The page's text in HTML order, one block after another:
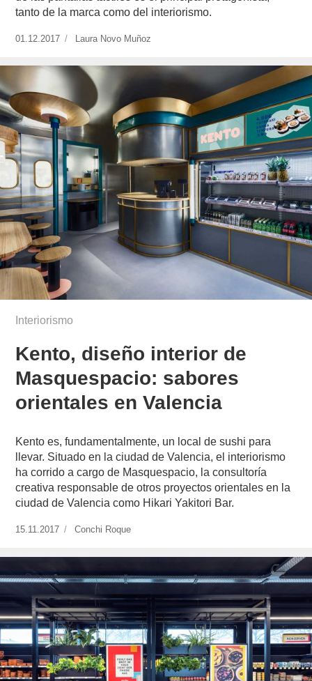
tanto de la marca como del interiorismo.
Publicado
01.12.2017
https://www.experimenta.es/author/laura-
munoz/
Laura Novo Muñoz
Interiorismo
Kento, diseño interior de
Masquespacio: sabores
orientales en Valencia
Kento es, fundamentalmente, un local de sushi para
llevar. Situado en la ciudad de Valencia, el interiorismo
ha corrido a cargo de Masquespacio, la consultoría
creativa responsable de otros proyectos orientales en la
ciudad de Valencia como Hikari Yakitori Bar.
Publicado
15.11.2017
https://www.experimenta.es/author/conchi-
Conchi Roque